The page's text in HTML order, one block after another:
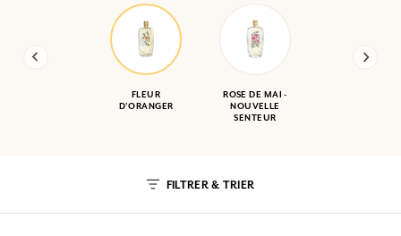
FLEUR
D'ORANGER
ROSE DE MAI -
NOUVELLE
SENTEUR
FILTRER & TRIER